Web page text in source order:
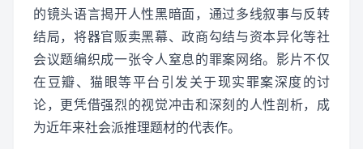
的镜头语言揭开人性黑暗面，通过多线叙事与反转
结局，将器官贩卖黑幕、政商勾结与资本异化等社
会议题编织成一张令人窒息的罪案网络。影片不仅
在豆瓣、猫眼等平台引发关于现实罪案深度的讨
论，更凭借强烈的视觉冲击和深刻的人性剖析，成
为近年来社会派推理题材的代表作。